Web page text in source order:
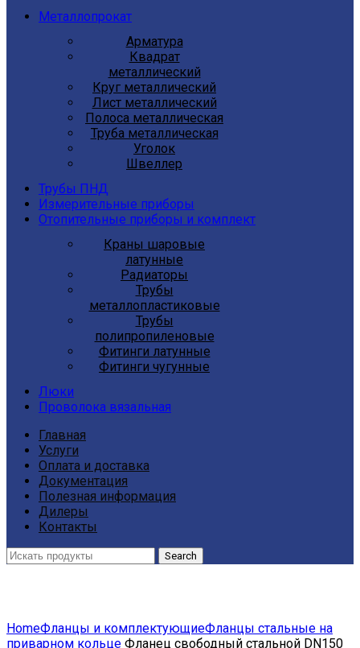
Металлопрокат
Арматура
Квадрат
металлический
Круг металлический
Лист металлический
Полоса металлическая
Труба металлическая
Уголок
Швеллер
Трубы ПНД
Измерительные приборы
Отопительные приборы и комплект
Краны шаровые
латунные
Радиаторы
Трубы
металлопластиковые
Трубы
полипропиленовые
Фитинги латунные
Фитинги чугунные
Люки
Проволока вязальная
Главная
Услуги
Оплата и доставка
Документация
Полезная информация
Дилеры
Контакты
Search
HomeФланцы и комплектующиеФланцы стальные на
приварном кольце Фланец свободный стальной DN150